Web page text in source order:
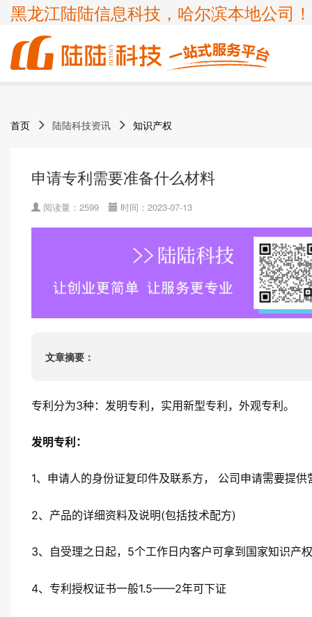
黑龙江陆陆信息科技，哈尔滨本地公司！
企业服务
APPLICATION CONDITIONS
外资经营电信业务
诊所备案
知识产权
认证服务
ISO27001
ISO20000
FSC森林认证
ISO22000
IATF16949
项目申报
首页 陆陆科技资讯 知识产权
申请专利需要准备什么材料
阅读量：2599 时间：2023-07-13
文章摘要：
专利分为3种：发明专利，实用新型专利，外观专利。
发明专利：
1、申请人的身份证复印件及联系方， 公司申请需要提供
2、产品的详细资料及说明(包括技术配方)
3、自受理之日起，5个工作日内客户可拿到国家知识产
4、专利授权证书一般1.5——2年可下证